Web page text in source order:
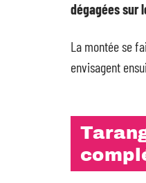
dégagées sur
La montée se
envisagent